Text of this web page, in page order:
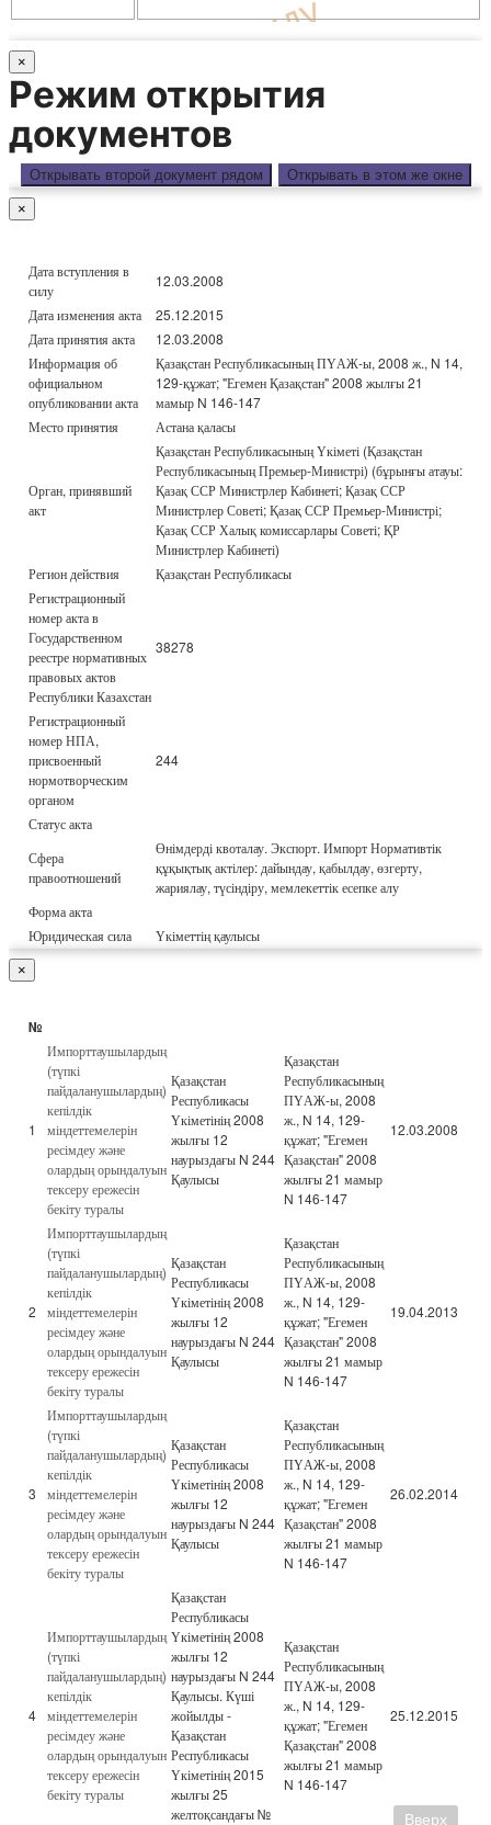
×
Режим открытия
документов
Открывать второй документ рядом Открывать в этом же окне
×
Дата вступления в
силу
12.03.2008
Дата изменения акта
25.12.2015
Дата принятия акта
12.03.2008
Информация об
официальном
опубликовании акта
Қазақстан Республикасының ПҮАЖ-ы, 2008 ж., N 14,
129-құжат; "Егемен Қазақстан" 2008 жылғы 21
мамыр N 146-147
Место принятия
Астана қаласы
Орган, принявший
акт
Қазақстан Республикасының Үкіметі (Қазақстан
Республикасының Премьер-Министрі) (бұрынғы атауы:
Қазақ ССР Министрлер Кабинеті; Қазақ ССР
Министрлер Советі; Қазақ ССР Премьер-Министрі;
Қазақ ССР Халық комиссарлары Советі; ҚР
Министрлер Кабинеті)
Регион действия
Қазақстан Республикасы
Регистрационный
номер акта в
Государственном
реестре нормативных
правовых актов
Республики Казахстан
38278
Регистрационный
номер НПА,
присвоенный
нормотворческим
органом
244
Статус акта
Сфера
правоотношений
Өнімдерді квоталау. Экспорт. Импорт Нормативтік
құқықтық актілер: дайындау, қабылдау, өзгерту,
жариялау, түсіндіру, мемлекеттік есепке алу
Форма акта
Юридическая сила
Үкіметтің қаулысы
×
№
1
Импорттаушылардың
(түпкі
пайдаланушылардың)
кепілдік
міндеттемелерін
ресімдеу және
олардың орындалуын
тексеру ережесін
бекіту туралы
Қазақстан
Республикасы
Үкіметінің 2008
жылғы 12
наурыздағы N 244
Қаулысы
Қазақстан
Республикасының
ПҮАЖ-ы, 2008
ж., N 14, 129-
құжат; "Егемен
Қазақстан" 2008
жылғы 21 мамыр
N 146-147
12.03.2008
2
Импорттаушылардың
(түпкі
пайдаланушылардың)
кепілдік
міндеттемелерін
ресімдеу және
олардың орындалуын
тексеру ережесін
бекіту туралы
Қазақстан
Республикасы
Үкіметінің 2008
жылғы 12
наурыздағы N 244
Қаулысы
Қазақстан
Республикасының
ПҮАЖ-ы, 2008
ж., N 14, 129-
құжат; "Егемен
Қазақстан" 2008
жылғы 21 мамыр
N 146-147
19.04.2013
3
Импорттаушылардың
(түпкі
пайдаланушылардың)
кепілдік
міндеттемелерін
ресімдеу және
олардың орындалуын
тексеру ережесін
бекіту туралы
Қазақстан
Республикасы
Үкіметінің 2008
жылғы 12
наурыздағы N 244
Қаулысы
Қазақстан
Республикасының
ПҮАЖ-ы, 2008
ж., N 14, 129-
құжат; "Егемен
Қазақстан" 2008
жылғы 21 мамыр
N 146-147
26.02.2014
4
Импорттаушылардың
(түпкі
пайдаланушылардың)
кепілдік
міндеттемелерін
ресімдеу және
олардың орындалуын
тексеру ережесін
бекіту туралы
Қазақстан
Республикасы
Үкіметінің 2008
жылғы 12
наурыздағы N 244
Қаулысы. Күші
жойылды -
Қазақстан
Республикасы
Үкіметінің 2015
жылғы 25
желтоқсандағы №
Қазақстан
Республикасының
ПҮАЖ-ы, 2008
ж., N 14, 129-
құжат; "Егемен
Қазақстан" 2008
жылғы 21 мамыр
N 146-147
25.12.2015
Вверх